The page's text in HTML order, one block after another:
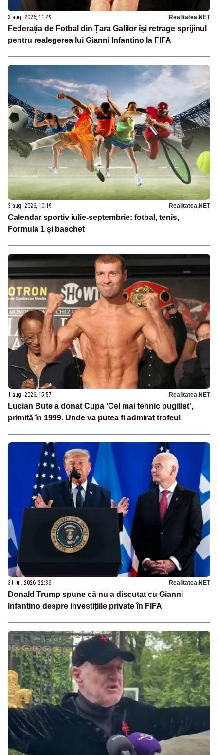
3 aug. 2026, 11:49 Realitatea.NET
Federația de Fotbal din Țara Galilor își retrage sprijinul
pentru realegerea lui Gianni Infantino la FIFA
3 aug. 2026, 10:19 Realitatea.NET
Calendar sportiv iulie-septembrie: fotbal, tenis,
Formula 1 și baschet
1 aug. 2026, 15:57 Realitatea.NET
Lucian Bute a donat Cupa 'Cel mai tehnic pugilist',
primită în 1999. Unde va putea fi admirat trofeul
31 iul. 2026, 22:36 Realitatea.NET
Donald Trump spune că nu a discutat cu Gianni
Infantino despre investițiile private în FIFA